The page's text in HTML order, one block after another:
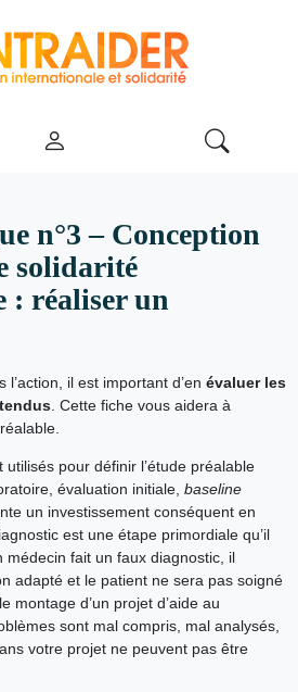
n°3 – Conception
solidarité
: réaliser un
il est important d’en évaluer les
. Cette fiche vous aidera à
pour définir l’étude préalable
évaluation initiale, baseline
un investissement conséquent en
est une étape primordiale qu’il
médecin fait un faux diagnostic, il
adapté et le patient ne sera pas soigné
montage d’un projet d’aide au
sont mal compris, mal analysés,
votre projet ne peuvent pas être